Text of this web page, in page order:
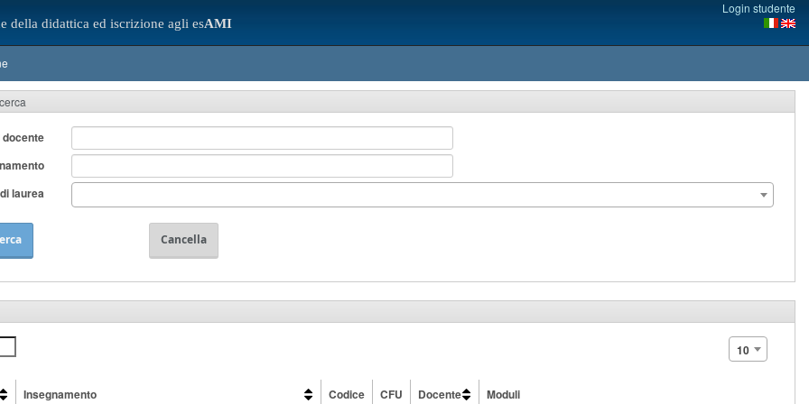
della didattica ed iscrizione agli esAMI
Login studente
docente
laurea
Cancella
10
Insegnamento Codice CFU Docente
Moduli